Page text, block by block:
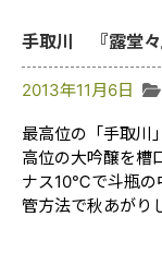
手取川 『露堂
2013年11月6日
最高位の「手取
高位の大吟醸を槽
ナス10℃で斗瓶の
管方法で秋あがり